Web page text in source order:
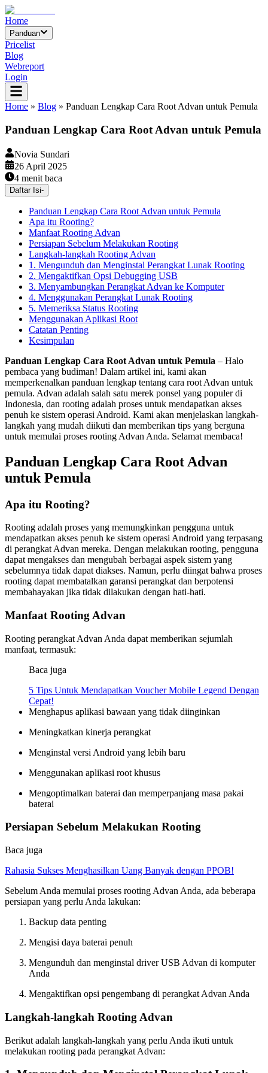
Home
Panduan
Pricelist
Blog
Webreport
Login
Home » Blog » Panduan Lengkap Cara Root Advan untuk Pemula
Panduan Lengkap Cara Root Advan untuk Pemula
Novia Sundari
26 April 2025
4 menit baca
Daftar Isi-
Panduan Lengkap Cara Root Advan untuk Pemula
Apa itu Rooting?
Manfaat Rooting Advan
Persiapan Sebelum Melakukan Rooting
Langkah-langkah Rooting Advan
1. Mengunduh dan Menginstal Perangkat Lunak Rooting
2. Mengaktifkan Opsi Debugging USB
3. Menyambungkan Perangkat Advan ke Komputer
4. Menggunakan Perangkat Lunak Rooting
5. Memeriksa Status Rooting
Menggunakan Aplikasi Root
Catatan Penting
Kesimpulan
Panduan Lengkap Cara Root Advan untuk Pemula – Halo
pembaca yang budiman! Dalam artikel ini, kami akan
memperkenalkan panduan lengkap tentang cara root Advan untuk
pemula. Advan adalah salah satu merek ponsel yang populer di
Indonesia, dan rooting adalah proses untuk mendapatkan akses
penuh ke sistem operasi Android. Kami akan menjelaskan langkah-
langkah yang mudah diikuti dan memberikan tips yang berguna
untuk memulai proses rooting Advan Anda. Selamat membaca!
Panduan Lengkap Cara Root Advan
untuk Pemula
Apa itu Rooting?
Rooting adalah proses yang memungkinkan pengguna untuk
mendapatkan akses penuh ke sistem operasi Android yang terpasang
di perangkat Advan mereka. Dengan melakukan rooting, pengguna
dapat mengakses dan mengubah berbagai aspek sistem yang
sebelumnya tidak dapat diakses. Namun, perlu diingat bahwa proses
rooting dapat membatalkan garansi perangkat dan berpotensi
membahayakan jika tidak dilakukan dengan hati-hati.
Manfaat Rooting Advan
Rooting perangkat Advan Anda dapat memberikan sejumlah
manfaat, termasuk:
Baca juga
5 Tips Untuk Mendapatkan Voucher Mobile Legend Dengan
Cepat!
Menghapus aplikasi bawaan yang tidak diinginkan
Meningkatkan kinerja perangkat
Menginstal versi Android yang lebih baru
Menggunakan aplikasi root khusus
Mengoptimalkan baterai dan memperpanjang masa pakai
baterai
Persiapan Sebelum Melakukan Rooting
Baca juga
Rahasia Sukses Menghasilkan Uang Banyak dengan PPOB!
Sebelum Anda memulai proses rooting Advan Anda, ada beberapa
persiapan yang perlu Anda lakukan:
Backup data penting
Mengisi daya baterai penuh
Mengunduh dan menginstal driver USB Advan di komputer
Anda
Mengaktifkan opsi pengembang di perangkat Advan Anda
Langkah-langkah Rooting Advan
Berikut adalah langkah-langkah yang perlu Anda ikuti untuk
melakukan rooting pada perangkat Advan: